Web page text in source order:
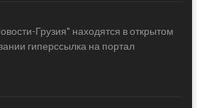
Грузия" находятся в открытом
гиперссылка на портал